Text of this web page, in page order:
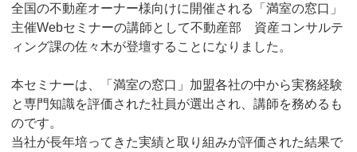
全国の不動産オーナー様向けに開催される「満室の窓口」
主催Webセミナーの講師として不動産部 資産コンサルテ
ィング課の佐々木が登壇することになりました。
本セミナーは、「満室の窓口」加盟各社の中から実務経験
と専門知識を評価された社員が選出され、講師を務めるも
のです。
当社が長年培ってきた実績と取り組みが評価された結果で